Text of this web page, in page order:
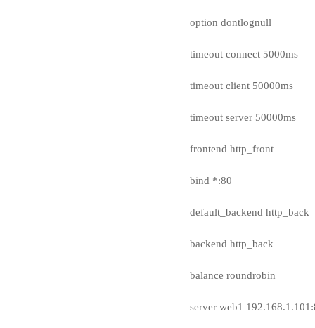
option dontlognull
timeout connect 5000ms
timeout client 50000ms
timeout server 50000ms
frontend http_front
bind *:80
default_backend http_back
backend http_back
balance roundrobin
server web1